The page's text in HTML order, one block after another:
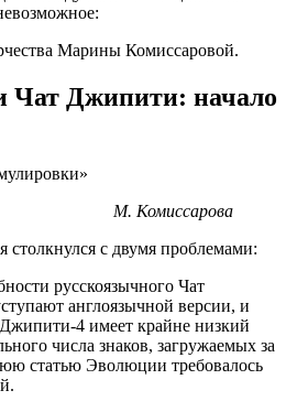
Марины Комиссаровой.
Джипити: начало
М. Комиссарова
столкнулся с двумя проблемами:
русскоязычного Чат
англоязычной версии, и
4 имеет крайне низкий
числа знаков, загружаемых за
статью Эволюции требовалось